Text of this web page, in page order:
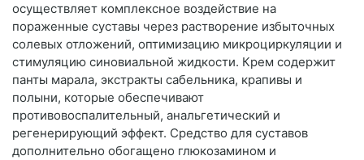
осуществляет комплексное воздействие на
пораженные суставы через растворение избыточных
солевых отложений, оптимизацию микроциркуляции и
стимуляцию синовиальной жидкости. Крем содержит
панты марала, экстракты сабельника, крапивы и
полыни, которые обеспечивают
противовоспалительный, анальгетический и
регенерирующий эффект. Средство для суставов
дополнительно обогащено глюкозамином и